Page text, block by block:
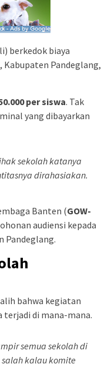
berkedok biaya
Kabupaten Pandeglang,
per siswa. Tak
yang dibayarkan
sekolah katanya
dirahasiakan.
Banten (GOW-
audiensi kepada
Pandeglang.
bahwa kegiatan
di mana-mana.
semua sekolah di
kalau komite